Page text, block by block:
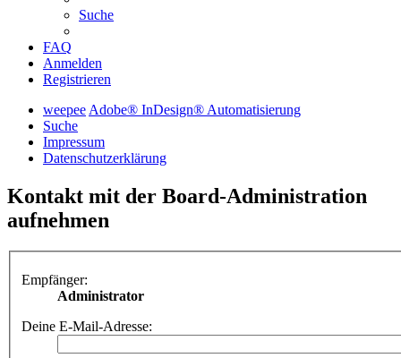
Suche
FAQ
Anmelden
Registrieren
weepeeAdobe® InDesign® Automatisierung
Suche
Impressum
Datenschutzerklärung
Kontakt mit der Board-Administration
aufnehmen
Empfänger:
Administrator
Deine E-Mail-Adresse: